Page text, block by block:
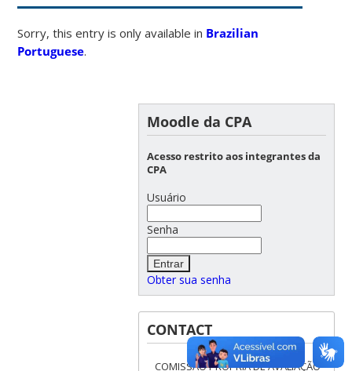
Sorry, this entry is only available in Brazilian
Portuguese.
Moodle da CPA
Acesso restrito aos integrantes da
CPA
Usuário
Senha
Obter sua senha
CONTACT
COMISSÃO PRÓPRIA DE AVALIAÇÃO